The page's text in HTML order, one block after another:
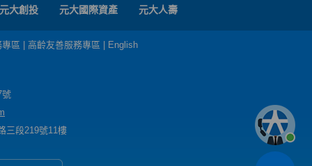
元大創投 元大國際資產 元大人壽
區 高齡友善服務專區 English
號
三段219號11樓